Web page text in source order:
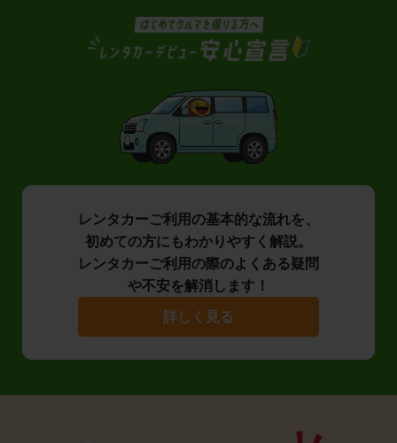
レンタカーご利用の基本的な流れを、
初めての方にもわかりやすく解説。
レンタカーご利用の際のよくある疑問
や不安を解消します！
詳しく見る